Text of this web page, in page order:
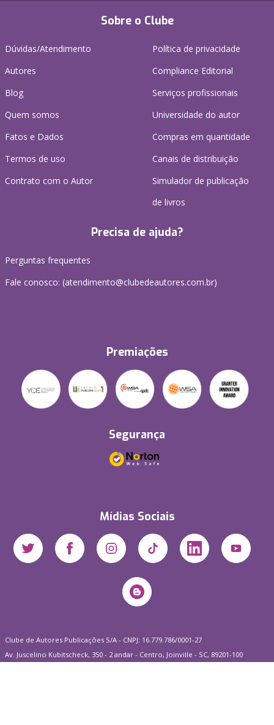
Sobre o Clube
Dúvidas/Atendimento
Autores
Blog
Quem somos
Fatos e Dados
Termos de uso
Contrato com o Autor
Política de privacidade
Compliance Editorial
Serviços profissionais
Universidade do autor
Compras em quantidade
Canais de distribuição
Simulador de publicação
de livros
Precisa de ajuda?
Perguntas frequentes
Fale conosco: (atendimento@clubedeautores.com.br)
Premiações
Segurança
Mídias Sociais
Clube de Autores Publicações S/A - CNPJ: 16.779.786/0001-27
Av. Juscelino Kubitscheck, 350 - 2 andar - Centro, Joinville - SC, 89201-100